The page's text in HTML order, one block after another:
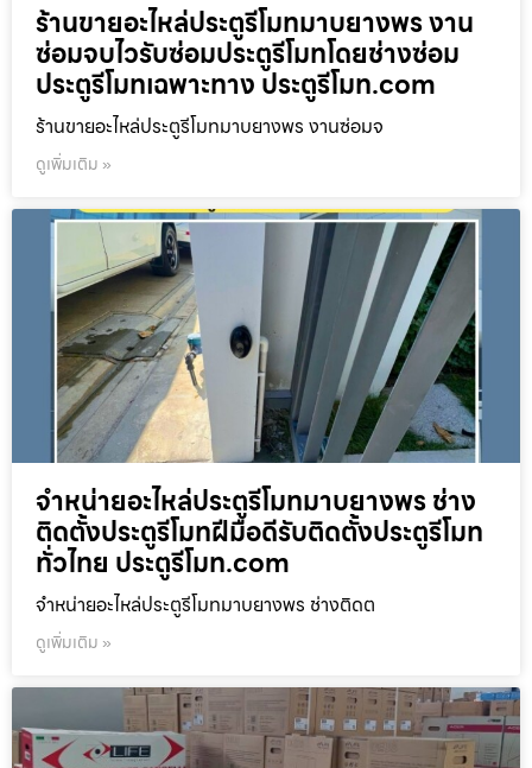
ร้านขายอะไหล่ประตูรีโมทมาบยางพร งาน
ซ่อมจบไวรับซ่อมประตูรีโมทโดยช่างซ่อม
ประตูรีโมทเฉพาะทาง ประตูรีโมท.com
ร้านขายอะไหล่ประตูรีโมทมาบยางพร งานซ่อมจ
ดูเพิ่มเติม »
จำหน่ายอะไหล่ประตูรีโมทมาบยางพร ช่าง
ติดตั้งประตูรีโมทฝีมือดีรับติดตั้งประตูรีโมท
ทั่วไทย ประตูรีโมท.com
จำหน่ายอะไหล่ประตูรีโมทมาบยางพร ช่างติดต
ดูเพิ่มเติม »